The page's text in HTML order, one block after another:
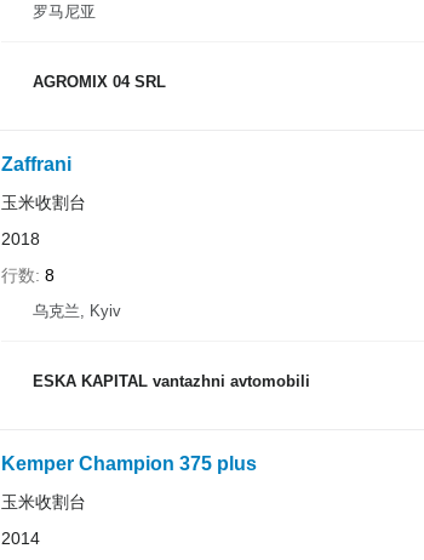
罗马尼亚
AGROMIX 04 SRL
Zaffrani
玉米收割台
2018
行数 8
乌克兰, Kyiv
ESKA KAPITAL vantazhni avtomobili
Kemper Champion 375 plus
玉米收割台
2014